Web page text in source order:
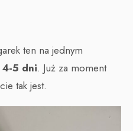
ten na jednym
4-5 dni. Już za moment
tak jest.